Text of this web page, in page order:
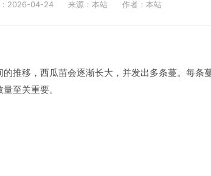
2026-04-24 来源：本站 作者：本站
推移，西瓜苗会逐渐长大，并发出多条蔓。每条
至关重要。